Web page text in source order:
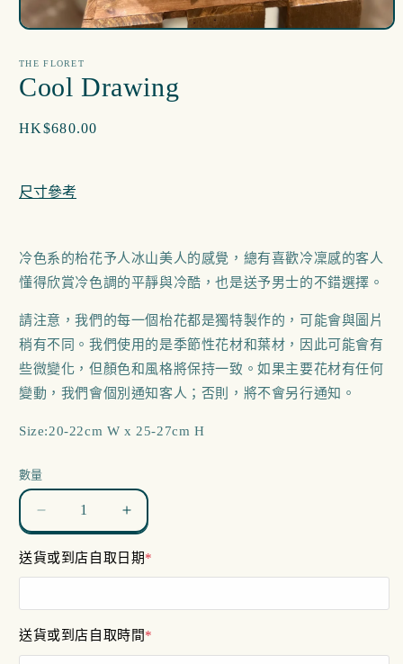
動
視
中
媒
1
THE FLORET
Cool Drawing
定
HK$680.00
尺寸參考
冷色系的枱花予人冰山美人的感覺，總有喜歡冷凜感的客人
懂得欣賞冷色調的平靜與冷酷，也是送予男士的不錯選擇。
請注意，我們的每一個枱花都是獨特製作的，可能會與圖片
稍有不同。我們使用的是季節性花材和葉材，因此可能會有
些微變化，但顏色和風格將保持一致。如果主要花材有任何
變動，我們會個別通知客人；否則，將不會另行通知。
Size:20-22cm W x 25-27cm H
數量
Drawing
數
量
減
少
Cool
Drawing
數
量
增
加
送貨或到店自取日期*
送貨或到店自取時間*